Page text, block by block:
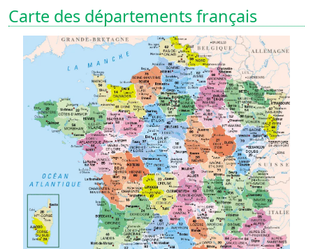
Carte des départements français